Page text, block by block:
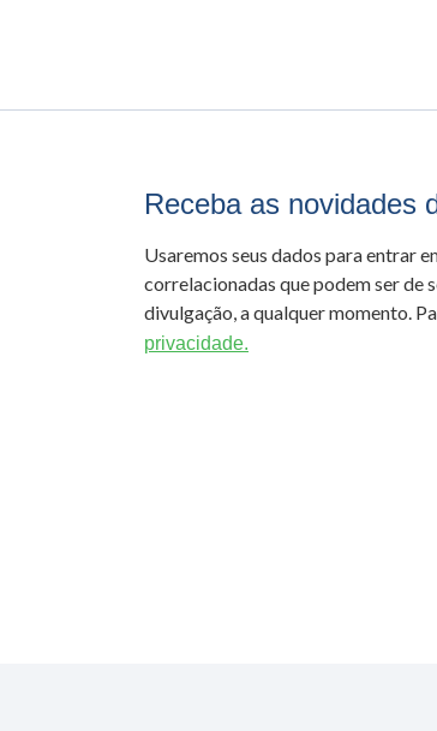
Receba as novidades
Usaremos seus dados para entrar
correlacionadas que podem ser de
divulgação, a qualquer momento.
privacidade.